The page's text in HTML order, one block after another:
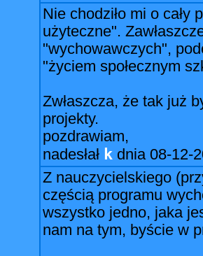
Nie chodziło mi o
użyteczne".
"wychowawczych",
"życiem społecznym
Zwłaszcza, że tak już
projekty.
pozdrawiam,
nadesłał k dnia 08-12-
Z nauczycielskiego
częścią programu
wszystko jedno, jaka
nam na tym, byście w